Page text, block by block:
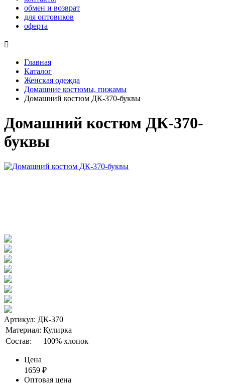
обмен и возврат
для оптовиков
оферта

Главная
Каталог
Женская одежда
Домашние костюмы, пижамы
Домашний костюм ДК-370-буквы
Домашний костюм ДК-370-
буквы
Артикул: ДК-370
Материал: Кулирка
Состав:
100% хлопок
Цена
1659 ₽
Оптовая цена